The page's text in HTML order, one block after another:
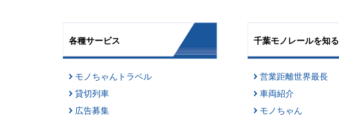
各種サービス
モノちゃんトラベル
貸切列車
広告募集
千葉モノレールを知る
営業距離世界最長
車両紹介
モノちゃん